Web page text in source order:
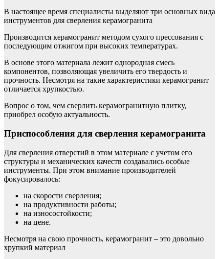
В настоящее время специалисты выделяют три основных вида
инструментов для сверления керамогранита
Производится керамогранит методом сухого прессования с
последующим отжигом при высоких температурах.
В основе этого материала лежит однородная смесь
компонентов, позволяющая увеличить его твердость и
прочность. Несмотря на такие характеристики керамогранит
отличается хрупкостью.
Вопрос о том, чем сверлить керамогранитную плитку,
приобрел особую актуальность.
Приспособления для сверления керамогранита
Для сверления отверстий в этом материале с учетом его
структуры и механических качеств создавались особые
инструменты. При этом внимание производителей
фокусировалось:
на скорости сверления;
на продуктивности работы;
на износостойкости;
на цене.
Несмотря на свою прочность, керамогранит – это довольно
хрупкий материал